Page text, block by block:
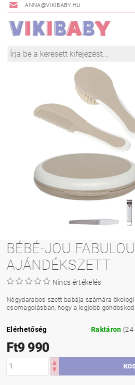
ANNA@VIKIBABY.HU
BÉBÉ-JOU
AJÁNDÉKSZETT
Nincs értékelés
Négydarabos szett babája számára
csomagolásban, hogy a legjobb
Elérhetőség Raktáron (24
Ft9 990